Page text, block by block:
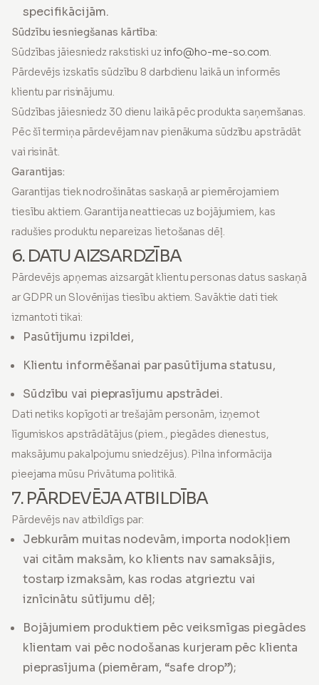
specifikācijām.
Sūdzību iesniegšanas kārtība:
Sūdzības jāiesniedz rakstiski uzinfo@ho-me-so.com.
Pārdevējs izskatīs sūdzību 8 darbdienu laikā un informēs
klientu par risinājumu.
Sūdzības jāiesniedz 30 dienu laikā pēc produkta saņemšanas.
Pēc šī termiņa pārdevējam nav pienākuma sūdzību apstrādāt
vai risināt.
Garantijas:
Garantijas tiek nodrošinātas saskaņā ar piemērojamiem
tiesību aktiem. Garantija neattiecas uz bojājumiem, kas
radušies produktu nepareizas lietošanas dēļ.
6. DATU AIZSARDZĪBA
Pārdevējs apņemas aizsargāt klientu personas datus saskaņā
ar GDPR un Slovēnijas tiesību aktiem. Savāktie dati tiek
izmantoti tikai:
Pasūtījumu izpildei,
Klientu informēšanai par pasūtījuma statusu,
Sūdzību vai pieprasījumu apstrādei.
Dati netiks kopīgoti ar trešajām personām, izņemot
līgumiskos apstrādātājus (piem., piegādes dienestus,
maksājumu pakalpojumu sniedzējus). Pilna informācija
pieejama mūsu Privātuma politikā.
7. PĀRDEVĒJA ATBILDĪBA
Pārdevējs nav atbildīgs par:
Jebkurām muitas nodevām, importa nodokļiem
vai citām maksām, ko klients nav samaksājis,
tostarp izmaksām, kas rodas atgrieztu vai
iznīcinātu sūtījumu dēļ;
Bojājumiem produktiem pēc veiksmīgas piegādes
klientam vai pēc nodošanas kurjeram pēc klienta
pieprasījuma (piemēram, “safe drop”);